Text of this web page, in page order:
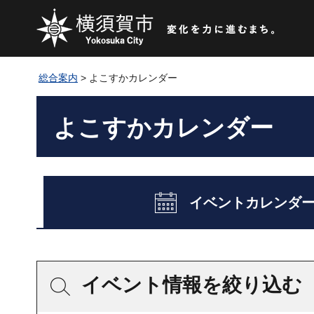
総合案内 > よこすかカレンダー
よこすかカレンダー
イベントカレンダ
イベント情報を絞り込む